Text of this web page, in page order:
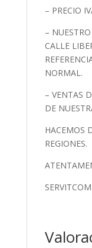
– PRECIO
–
CALLE
NORMAL.
– VENTAS
DE
HACEMOS
REGIONES.